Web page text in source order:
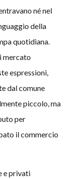
né nel
della
quotidiana.
mercato
espressioni,
dal comune
piccolo, ma
per
il commercio
e privati